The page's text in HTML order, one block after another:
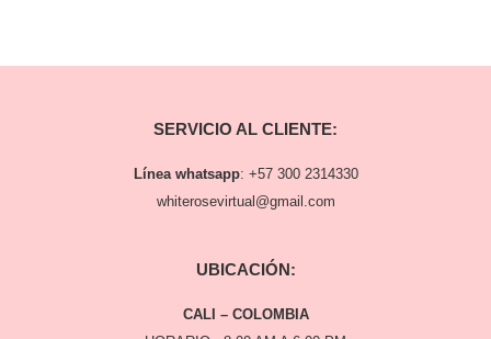
SERVICIO AL CLIENTE:
Línea whatsapp: +57 300 2314330
whiterosevirtual@gmail.com
UBICACIÓN:
CALI – COLOMBIA